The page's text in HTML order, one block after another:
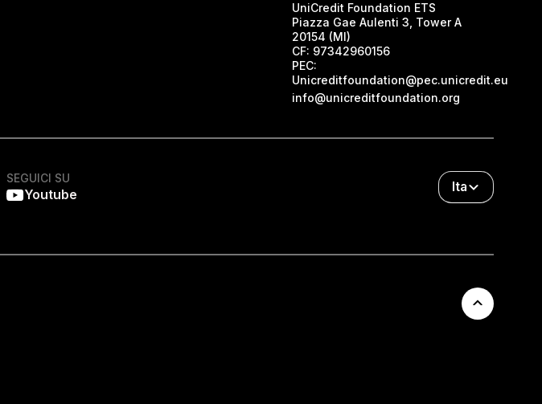
UniCredit Foundation ETS
Piazza Gae Aulenti 3, Tower A
20154 (MI)
CF: 97342960156
PEC:
Unicreditfoundation@pec.unicredit.eu
info@unicreditfoundation.org
SEGUICI SU
Youtube
Ita